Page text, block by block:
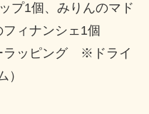
プ1個、みりんのマド
ィナンシェ1個
ラッピング ※ドライ
）